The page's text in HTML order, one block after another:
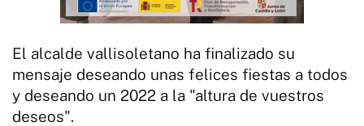
El alcalde vallisoletano ha finalizado su
mensaje deseando unas felices fiestas a todos
y deseando un 2022 a la "altura de vuestros
deseos".